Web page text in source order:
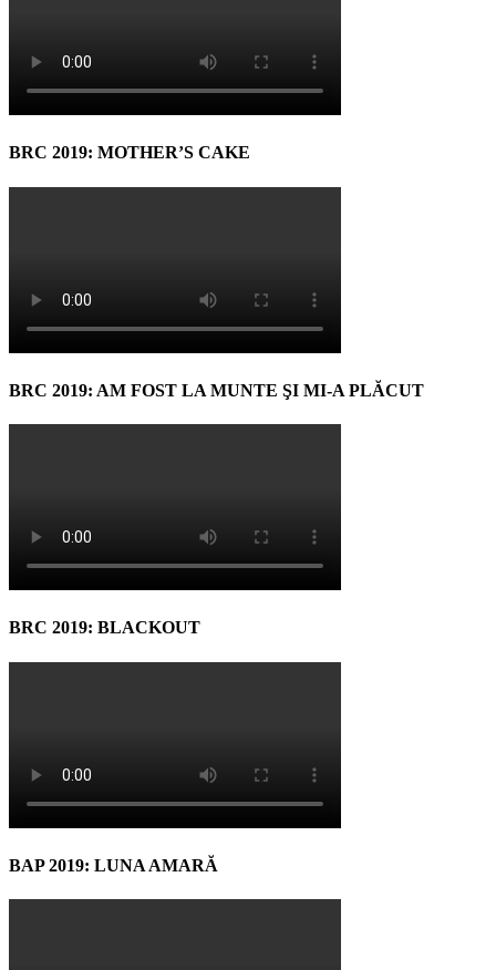
BRC 2019: MOTHER’S CAKE
BRC 2019: AM FOST LA MUNTE ŞI MI-A PLĂCUT
BRC 2019: BLACKOUT
BAP 2019: LUNA AMARĂ